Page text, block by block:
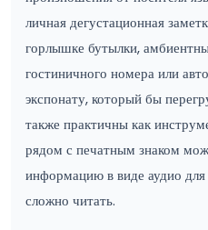
личная дегустационная
горлышке бутылки,
гостиничного номера или
экспонату, который бы
также практичны как
рядом с печатным знаком
информацию в виде аудио
сложно читать.